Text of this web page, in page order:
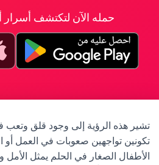
حمله الآن لتكتشف أسرار
تشير هذه الرؤية إلى وجود قلق وتعب
تكونين تواجهين صعوبات في العمل أو
الأطفال الصغار في الحلم يمثل الأمل